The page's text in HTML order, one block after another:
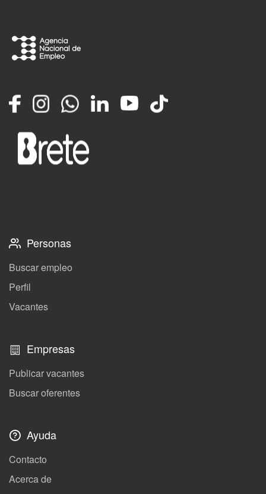
FacebookInstagramWhatsappLinkedInYouTube
TikTok
Personas
Buscar empleo
Perfil
Vacantes
Empresas
Publicar vacantes
Buscar oferentes
Ayuda
Contacto
Acerca de